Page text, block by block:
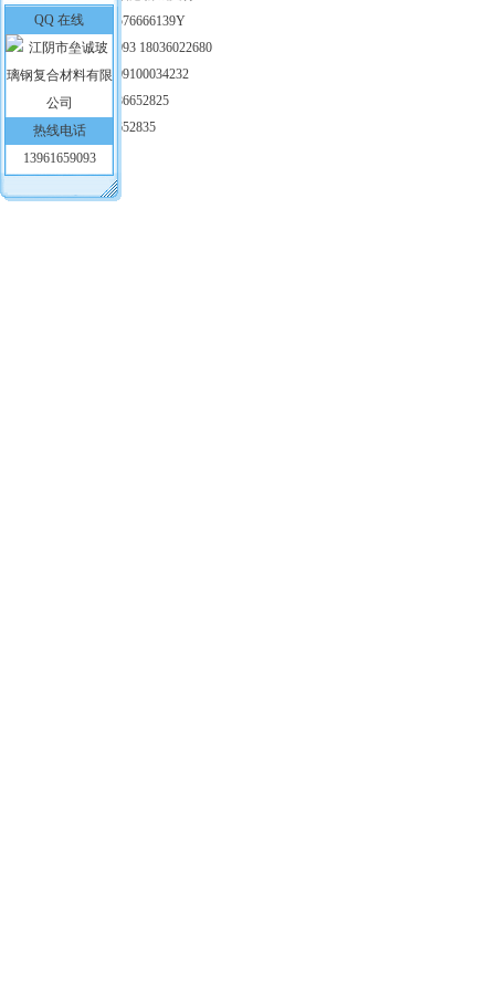
税 号：91320281576666139Y
手 机：13961659093 18036022680
帐 号：1103018009100034232
联系电话：0510—86652825
传 真：0510—86652835
QQ 在线
热线电话
13961659093